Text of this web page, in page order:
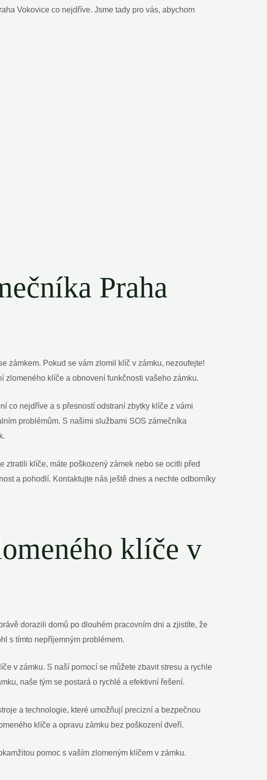
Vokovice co nejdříve. Jsme tady pro vás, abychom
Praha
zámkem. Pokud se vám zlomil klíč v zámku, nezoufejte!
zlomeného klíče a obnovení funkčnosti vašeho zámku.
co nejdříve a s přesností odstraní zbytky klíče z vámi
problémům. S našimi službami SOS zámečníka
ztratili klíče, máte poškozený zámek nebo se ocitli před
a pohodlí. Kontaktujte nás ještě dnes a nechte odborníky
klíče v
dorazili domů po dlouhém pracovním dni a zjistíte, že
s tímto nepříjemným problémem.
v zámku. S naší pomocí se můžete zbavit stresu a rychle
naše tým se postará o rychlé a efektivní řešení.
a technologie, které umožňují precizní a bezpečnou
klíče a opravu zámku bez poškození dveří.
pomoc s vaším zlomeným klíčem v zámku.